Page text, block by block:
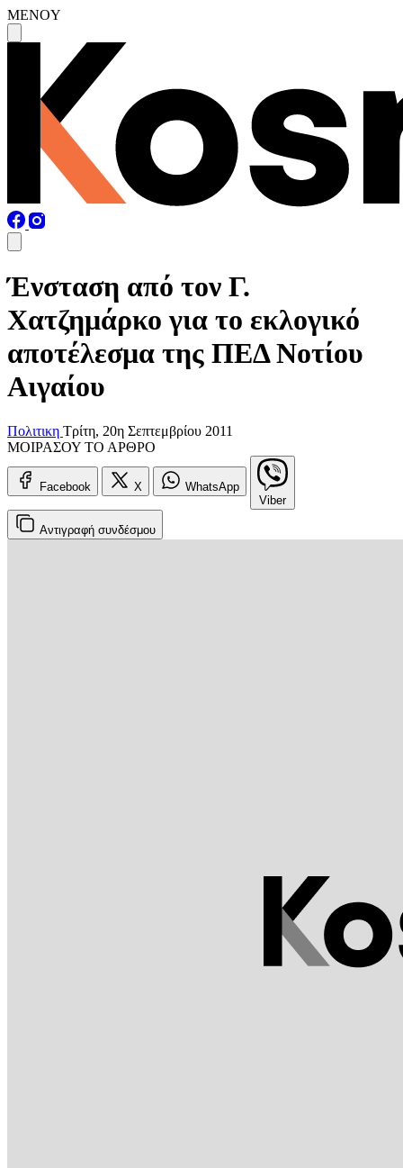
MENOY
Ένσταση από τον Γ.
Χατζημάρκο για το εκλογικό
αποτέλεσμα της ΠΕΔ Νοτίου
Αιγαίου
Πολιτικη Τρίτη, 20η Σεπτεμβρίου 2011
ΜΟΙΡΑΣΟΥ ΤΟ ΑΡΘΡΟ
Facebook X
WhatsApp
Viber
Αντιγραφή συνδέσμου